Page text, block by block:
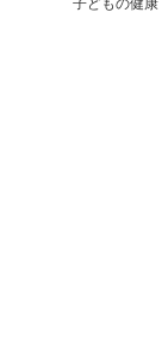
子どもの健康